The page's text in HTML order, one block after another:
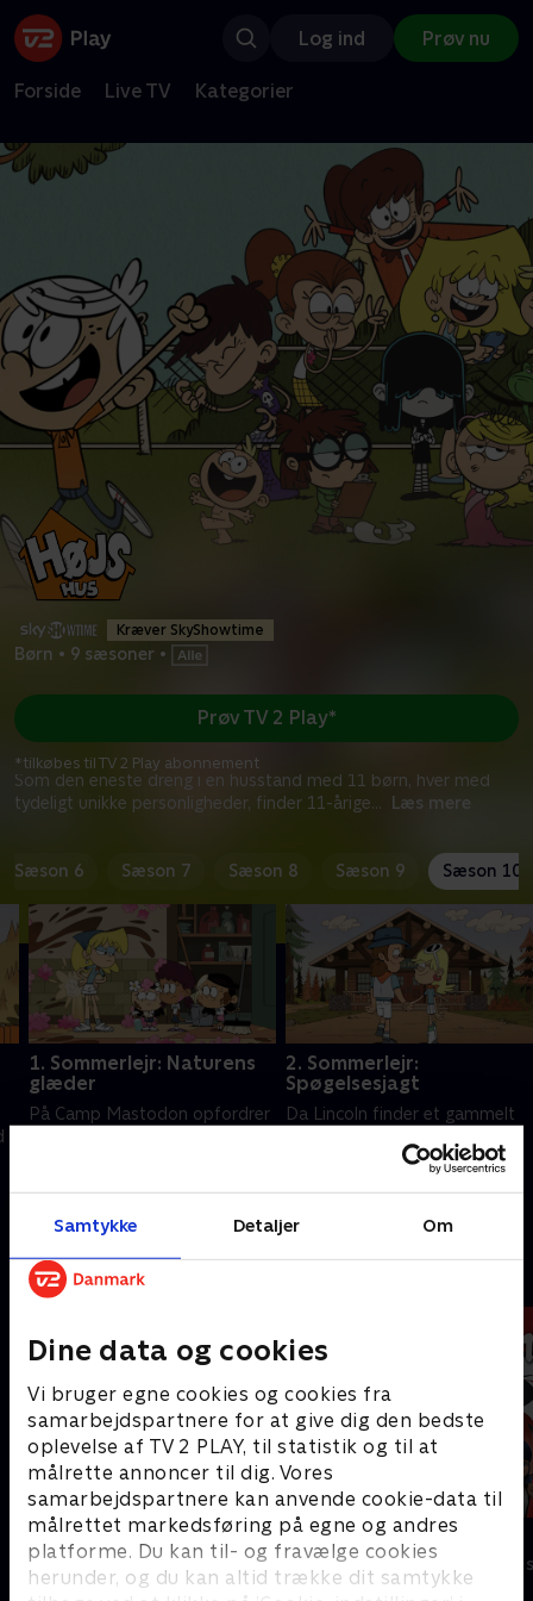
Samtykke Detaljer Om
Dine data og cookies
Vi bruger egne cookies og cookies fra
samarbejdspartnere for at give dig den bedste
oplevelse af TV 2 PLAY, til statistik og til at
målrette annoncer til dig. Vores
samarbejdspartnere kan anvende cookie-data til
målrettet markedsføring på egne og andres
platforme. Du kan til- og fravælge cookies
herunder, og du kan altid trække dit samtykke
Log ind Prøv nu
Forside Live TV Kategorier
Kræver SkyShowtime
Børn • 9 sæsoner •
Som den eneste dreng i en husstand med 11 børn, hver med
tydeligt unikke personligheder, finder 11-årige... Læs mere
Prøv TV 2 Play*
*tilkøbes til TV 2 Play abonnement
Sæson 6 Sæson 7 Sæson 8 Sæson 9 Sæson 10
1. Sommerlejr: Naturens
glæder
På Camp Mastodon opfordrer
21. marts 2026 • 21 min
2. Sommerlejr:
Spøgelsesjagt
Da Lincoln finder et gammelt
vækker han ved et uheld en
Andre så også
Mashas eventyr
Børneserier • 1 sæsoner
Miraculous
Børneserier • 3